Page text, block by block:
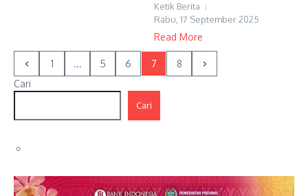
Ketik Berita
Rabu, 17 September 2025
Read More
1 ... 5 6 7
8
Cari
Cari